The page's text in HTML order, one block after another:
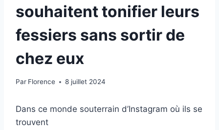
souhaitent tonifier leurs
fessiers sans sortir de
chez eux
Par Florence 8 juillet 2024
Dans ce monde souterrain d’Instagram où ils se
trouvent